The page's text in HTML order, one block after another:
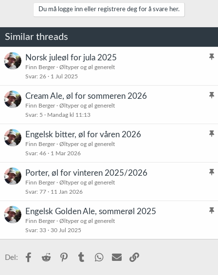
0,07 kg Roasted Barley
60 gr First Gold @ 60
35 gr Fuggles @ 5
Gjær
Wyeast 1318 London Ale III
Du må logge inn eller registrere deg for å svare her.
Similar threads
K
t
Norsk juleøl for jula 2025
Finn Berger
Øltyper og øl generelt
Svar 26 1 Jul 2025
K
t
Cream Ale, øl for sommeren 2026
Finn Berger
Øltyper og øl generelt
Svar 5 Mandag kl 11:13
K
t
Engelsk bitter, øl for våren 2026
Finn Berger
Øltyper og øl generelt
Svar 46 1 Mar 2026
K
t
Porter, øl for vinteren 2025/2026
Finn Berger
Øltyper og øl generelt
Svar 77 11 Jan 2026
K
s
Engelsk Golden Ale, sommerøl 2025
Finn Berger
Øltyper og øl generelt
Svar 33 30 Jul 2025
Del: Facebook
Reddit PinterestTumblr WhatsApp
E-post